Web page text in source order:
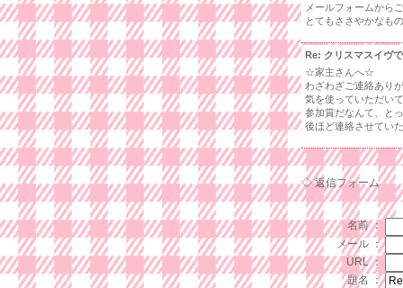
メールフォームから
とてもささやかなも
Re: クリスマスイヴ
☆家主さんへ☆
わざわざご連絡あり
気を使っていただい
参加賞だなんて、と
後ほど連絡させてい
◇ 返信フォーム
名前 ：
メール ：
URL ：
題名 ：